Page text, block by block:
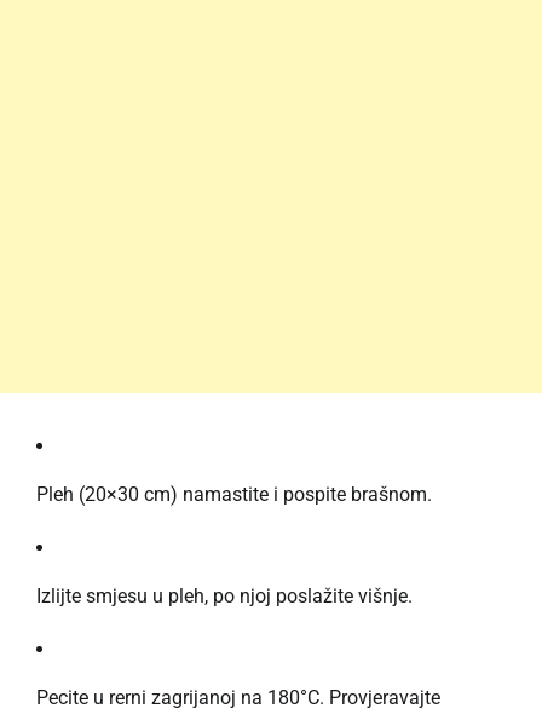
Pleh (20×30 cm) namastite i pospite brašnom.
Izlijte smjesu u pleh, po njoj poslažite višnje.
Pecite u rerni zagrijanoj na 180°C. Provjeravajte